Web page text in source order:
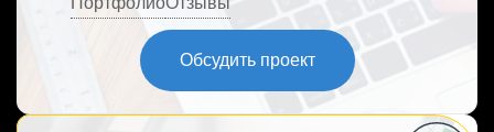
Обсудить проект